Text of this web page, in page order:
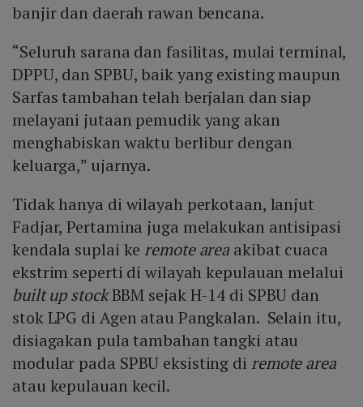
banjir dan daerah rawan bencana.
“Seluruh sarana dan fasilitas, mulai terminal,
DPPU, dan SPBU, baik yang existing maupun
Sarfas tambahan telah berjalan dan siap
melayani jutaan pemudik yang akan
menghabiskan waktu berlibur dengan
keluarga,” ujarnya.
Tidak hanya di wilayah perkotaan, lanjut
Fadjar, Pertamina juga melakukan antisipasi
kendala suplai ke remote area akibat cuaca
ekstrim seperti di wilayah kepulauan melalui
built up stockBBM sejak H-14 di SPBU dan
stok LPG di Agen atau Pangkalan. Selain itu,
disiagakan pula tambahan tangki atau
modular pada SPBU eksisting di remote area
atau kepulauan kecil.